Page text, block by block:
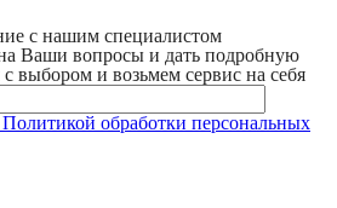
с нашим специалистом
Ваши вопросы и дать подробную
выбором и возьмем сервис на себя
Политикой обработки персональных